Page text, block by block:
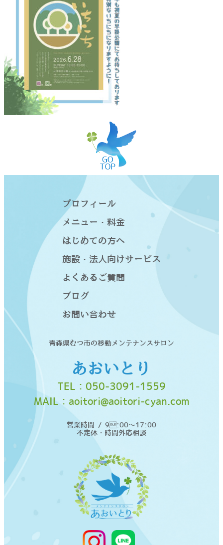
青森県むつ市の移動メンテナンスサロン
あおいとり
TEL： 050-3091-1559
MAIL： aoitori@aoitori-cyan.com
営業時間 / 9:00〜17:00
不定休・時間外応相談
プロフィール
メニュー・料金
はじめての方へ
施設・法人向けサービス
よくあるご質問
ブログ
お問い合わせ